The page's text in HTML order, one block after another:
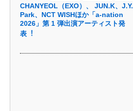
CHANYEOL（EXO）、 JUN.K、J.Y.
Park、NCT WISHほか「a-nation
2026」第 1 弾出演アーティスト発
表︕